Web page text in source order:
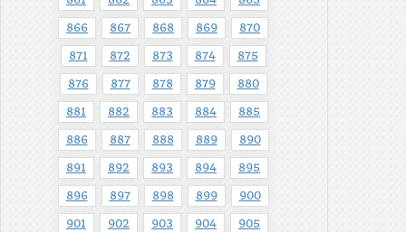
866 867 868 869 870
871 872 873 874 875
876 877 878 879 880
881 882 883 884 885
886 887 888 889 890
891 892 893 894 895
896 897 898 899 900
901 902 903 904 905